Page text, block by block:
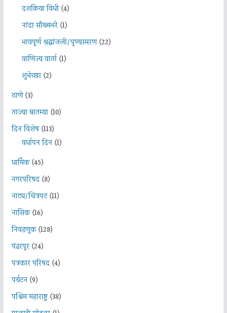
दशक्रिया विधी(4)
नांदा सौख्यभरे(1)
भावपूर्ण श्रद्धांजली/पुण्यस्मरण(22)
वाणिज्य वार्ता(1)
शुभेच्छा(2)
ठाणे(3)
ताज्या बातम्या(10)
दिन विशेष(113)
वर्धापन दिन(1)
धार्मिक(45)
नगरपरिषद(8)
नाट्य/चित्रपट(11)
नासिक(16)
निवडणूक(128)
पंढरपूर(24)
पत्रकार परिषद(4)
पर्यटन(9)
पश्चिम महाराष्ट्र(38)